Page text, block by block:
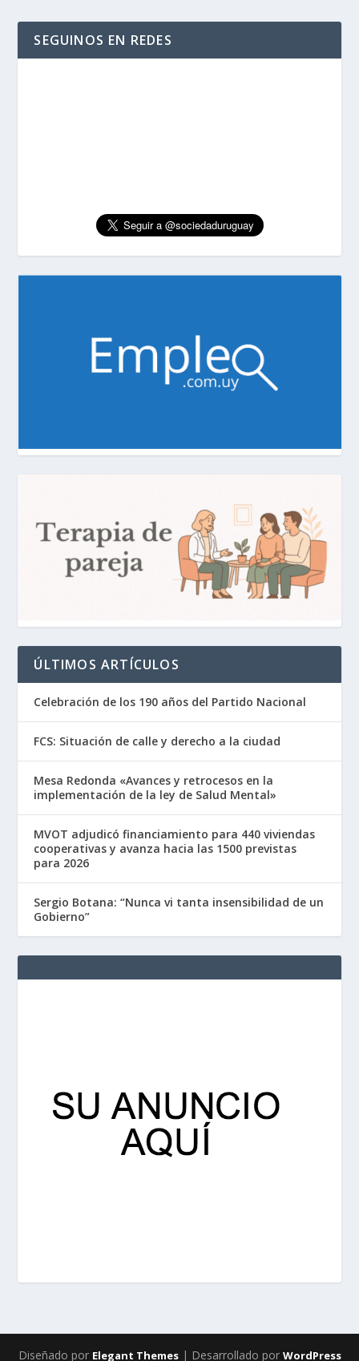
SEGUINOS EN REDES
ÚLTIMOS ARTÍCULOS
Celebración de los 190 años del Partido Nacional
FCS: Situación de calle y derecho a la ciudad
Mesa Redonda «Avances y retrocesos en la
implementación de la ley de Salud Mental»
MVOT adjudicó financiamiento para 440 viviendas
cooperativas y avanza hacia las 1500 previstas
para 2026
Sergio Botana: “Nunca vi tanta insensibilidad de un
Gobierno”
Diseñado por Elegant Themes| Desarrollado por WordPress